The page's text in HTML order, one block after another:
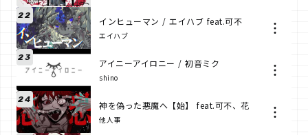
22 インヒューマン / エイハブ feat.可不
エイハブ
23 アイニーアイロニー / 初音ミク
shino
24 神を偽った悪魔へ【始】 feat.可不、花
他人事